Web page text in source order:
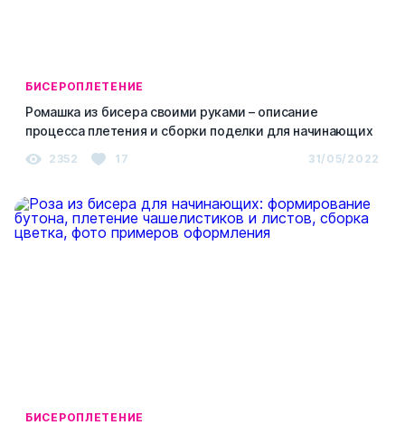
БИСЕРОПЛЕТЕНИЕ
Ромашка из бисера своими руками – описание
процесса плетения и сборки поделки для начинающих
2352 17 31/05/2022
БИСЕРОПЛЕТЕНИЕ